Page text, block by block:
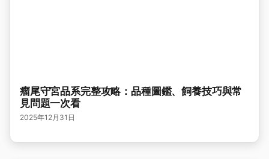
瘤尾守宮品系完整攻略：品種圖鑑、飼養技巧與常
見問題一次看
2025年12月31日